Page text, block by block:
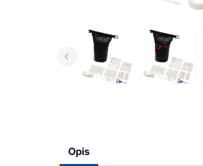
Opis